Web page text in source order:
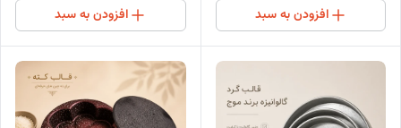
افزودن به سبد افزودن به سبد